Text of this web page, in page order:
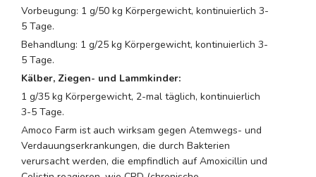
Vorbeugung: 1 g/50 kg Körpergewicht, kontinuierlich 3-
5 Tage.
Behandlung: 1 g/25 kg Körpergewicht, kontinuierlich 3-
5 Tage.
Kälber, Ziegen- und Lammkinder:
1 g/35 kg Körpergewicht, 2-mal täglich, kontinuierlich
3-5 Tage.
Amoco Farm ist auch wirksam gegen Atemwegs- und
Verdauungserkrankungen, die durch Bakterien
verursacht werden, die empfindlich auf Amoxicillin und